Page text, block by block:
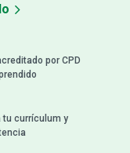
por CPD
tu currículum y